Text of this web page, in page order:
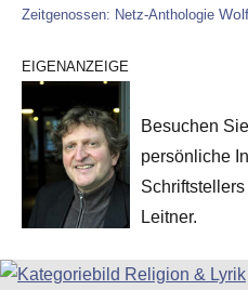
Zeitgenossen: Netz-Anthologie
EIGENANZEIGE
Besuchen
persönliche
Leitner.